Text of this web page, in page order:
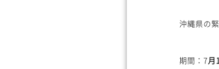
沖縄県の
期間：7月